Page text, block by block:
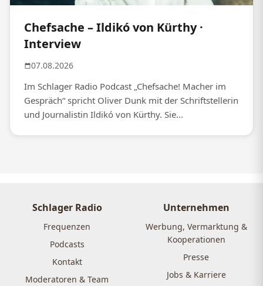
Chefsache – Ildikó von Kürthy ·
Interview
07.08.2026
Im Schlager Radio Podcast „Chefsache! Macher im
Gespräch“ spricht Oliver Dunk mit der Schriftstellerin
und Journalistin Ildikó von Kürthy. Sie...
Schlager Radio
Frequenzen
Podcasts
Kontakt
Moderatoren & Team
Unternehmen
Werbung, Vermarktung &
Kooperationen
Presse
Jobs & Karriere